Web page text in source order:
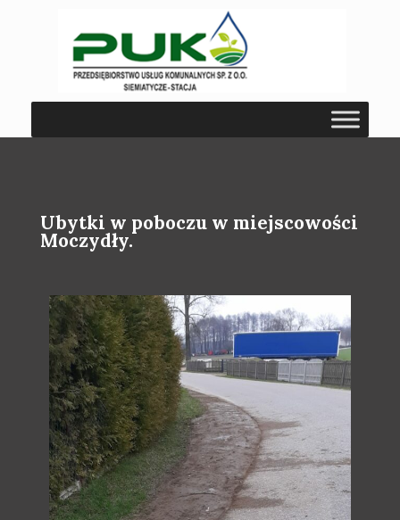
Ubytki w poboczu w miejscowości
Moczydły.